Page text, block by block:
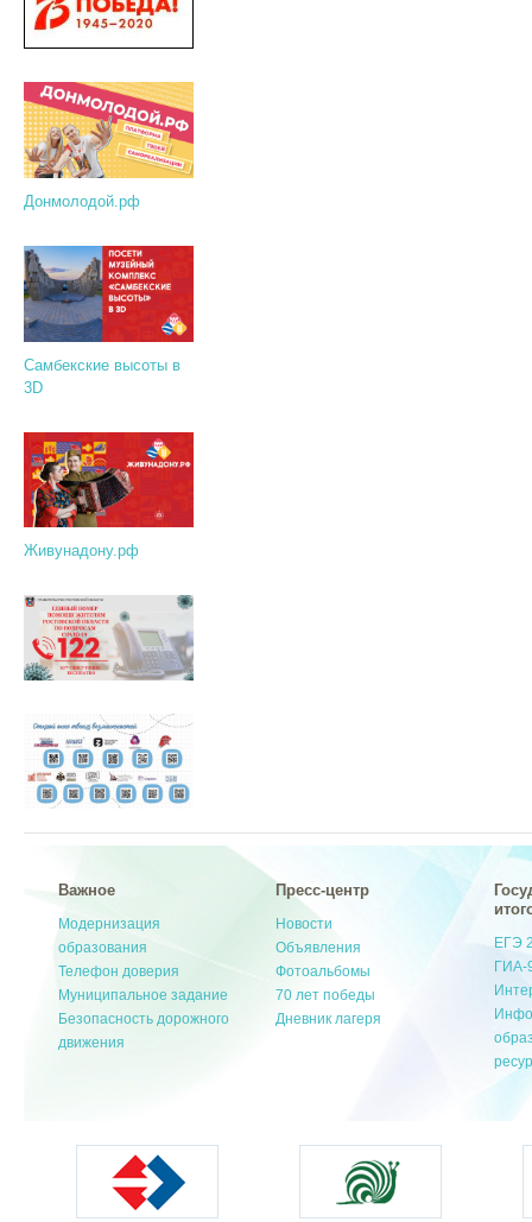
Донмолодой.рф
Самбекские высоты в
3D
Живунадону.рф
Важное
Модернизация
образования
Телефон доверия
Муниципальное задание
Безопасность дорожного
движения
Пресс-центр
Новости
Объявления
Фотоальбомы
70 лет победы
Дневник лагеря
ЕГЭ
ГИА-